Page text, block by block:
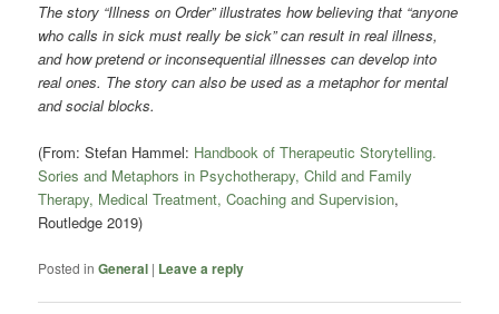
The story “Illness on Order” illustrates how believing that “anyone
who calls in sick must really be sick” can result in real illness,
and how pretend or inconsequential illnesses can develop into
real ones. The story can also be used as a metaphor for mental
and social blocks.
(From: Stefan Hammel: Handbook of Therapeutic Storytelling.
Sories and Metaphors in Psychotherapy, Child and Family
Therapy, Medical Treatment, Coaching and Supervision,
Routledge 2019)
Posted in General | Leave a reply